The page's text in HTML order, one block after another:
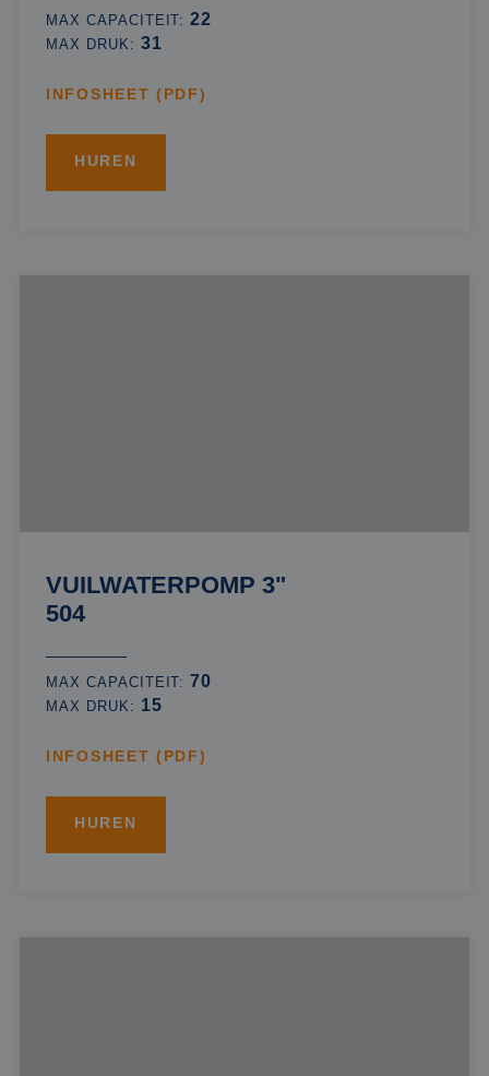
MAX CAPACITEIT:22
MAX DRUK: 31
INFOSHEET (PDF)
HUREN
VUILWATERPOMP 3"
504
MAX CAPACITEIT: 70
MAX DRUK: 15
INFOSHEET (PDF)
HUREN